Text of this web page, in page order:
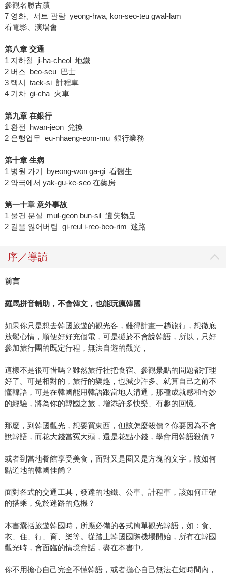
參觀名勝古蹟
7 영화、서트 관람 yeong-hwa, kon-seo-teu gwal-lam
看電影、演場會
第八章 交通
1 지하철 ji-ha-cheol 地鐵
2 버스 beo-seu 巴士
3 택시 taek-si 計程車
4 기차 gi-cha 火車
第九章 在銀行
1 환전 hwan-jeon 兌換
2 은행업무 eu-nhaeng-eom-mu 銀行業務
第十章 生病
1 병원 가기 byeong-won ga-gi 看醫生
2 약국에서 yak-gu-ke-seo 在藥房
第一十章 意外事故
1 물건 분실 mul-geon bun-sil 遺失物品
2 길을 잃어버림 gi-reul i-reo-beo-rim 迷路
序／導讀
前言
羅馬拼音輔助，不會韓文，也能玩瘋韓國
如果你只是想去韓國旅遊的觀光客，難得計畫一趟旅行，想徹底
放鬆心情，順便好好充個電，可是礙於不會說韓語，所以，只好
參加旅行團的既定行程，無法自遊的觀光，
這樣不是很可惜嗎？雖然旅行社把食宿、參觀景點的問題都打理
好了。可是相對的，旅行的樂趣，也減少許多。就算自己之前不
懂韓語，可是在韓國能用韓語跟當地人溝通，那種成就感和奇妙
的經驗，將為你的韓國之旅，增添許多快樂、有趣的回憶。
那麼，到韓國觀光，想要買東西，但該怎麼殺價？你要因為不會
說韓語，而花大錢當冤大頭，還是花點小錢，學會用韓語殺價？
或者到當地餐館享受美食，面對又是圈又是方塊的文字，該如何
點道地的韓國佳餚？
面對各式的交通工具，發達的地鐵、公車、計程車，該如何正確
的搭乘，免於迷路的危機？
本書囊括旅遊韓國時，所應必備的各式簡單觀光韓語，如：食、
衣、住、行、育、樂等。從踏上韓國國際機場開始，所有在韓國
觀光時，會面臨的情境會話，盡在本書中。
你不用擔心自己完全不懂韓語，或者擔心自己無法在短時間內，